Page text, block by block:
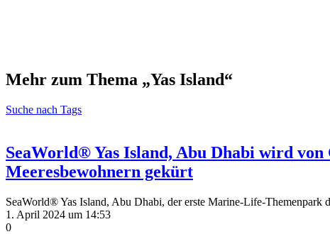
Mehr zum Thema „Yas Island“
Suche nach Tags
SeaWorld® Yas Island, Abu Dhabi wird
Meeresbewohnern gekürt
SeaWorld® Yas Island, Abu Dhabi, der erste Marine-Life-
1. April 2024 um 14:53
0